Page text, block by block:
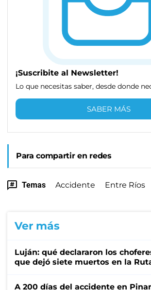
¡Suscribite al Newsletter!
Lo que necesitas saber, desde donde
SABER MÁS
Para compartir en redes
Temas Accidente Entre Ríos
Ver más
Luján: qué declararon los
que dejó siete muertos en la
A 200 días del accidente en